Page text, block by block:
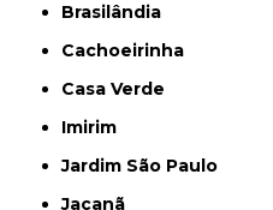
Brasilândia
Cachoeirinha
Casa Verde
Imirim
Jardim São Paulo
Jaçanã